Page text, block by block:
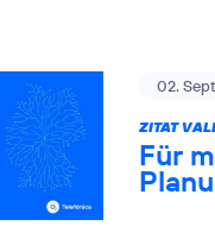
02.
ZITAT
Für